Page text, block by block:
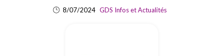
8/07/2024 GDS Infos et Actualités